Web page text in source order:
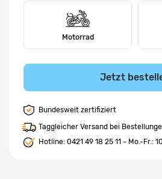
Motorrad
Jetzt
Bundesweit zertifiziert
Taggleicher Versand bei
Hotline: 0421 49 18 25 11 - Mo.-Fr.: